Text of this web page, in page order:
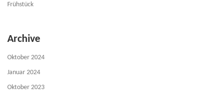
Frühstück
Archive
Oktober 2024
Januar 2024
Oktober 2023